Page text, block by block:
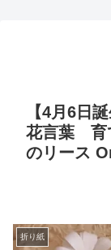
【4月6日
花言葉 育
のリース
折り紙